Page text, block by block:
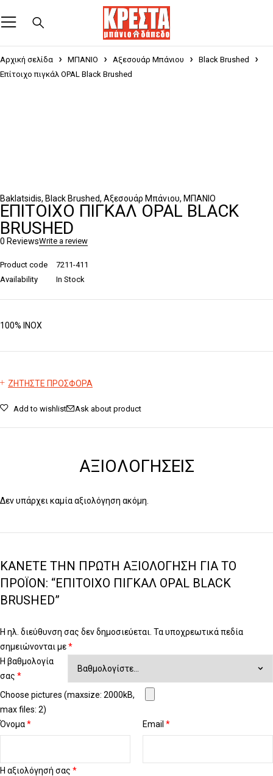
Αρχική σελίδα ΜΠΑΝΙΟ Αξεσουάρ Μπάνιου
Black Brushed
Επίτοιχο πιγκάλ OPAL Black Brushed
Baklatsidis, Black Brushed, Αξεσουάρ Μπάνιου, ΜΠΑΝΙΟ
ΕΠΊΤΟΙΧΟ ΠΙΓΚΆΛ OPAL BLACK
BRUSHED
0 ReviewsWrite a review
Product code
7211-411
Availability
In Stock
100% INOX
ΖΗΤΗΣΤΕ ΠΡΟΣΦΟΡΑ
Add to wishlist Ask about product
ΑΞΙΟΛΟΓΉΣΕΙΣ
Δεν υπάρχει καμία αξιολόγηση ακόμη.
ΚΆΝΕΤΕ ΤΗΝ ΠΡΏΤΗ ΑΞΙΟΛΌΓΗΣΗ ΓΙΑ ΤΟ
ΠΡΟΪΌΝ: “ΕΠΊΤΟΙΧΟ ΠΙΓΚΆΛ OPAL BLACK
BRUSHED”
Η ηλ. διεύθυνση σας δεν δημοσιεύεται. Τα υποχρεωτικά πεδία
σημειώνονται με*
Η βαθμολογία
σας *
Η αξιολόγησή σας *
Choose pictures (maxsize: 2000kB,
max files: 2)
Όνομα* Email *